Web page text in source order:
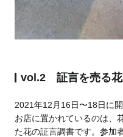
vol.2 証言を売る
2021年12月16日〜18日に
お店に置かれているのは、
た花の証言調書です。参加